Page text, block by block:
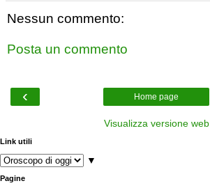
Nessun commento:
Posta un commento
‹ Home page
Visualizza versione web
Link utili
▼
Pagine